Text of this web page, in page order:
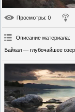
Просмотры: 0
Описание материала:
Байкал — глубочайшее